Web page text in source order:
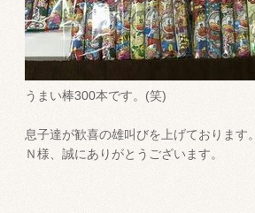
うまい棒300本です。(笑)
息子達が歓喜の雄叫びを上げております。
Ｎ様、誠にありがとうございます。